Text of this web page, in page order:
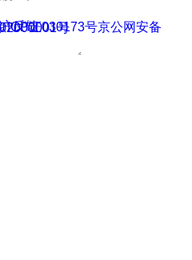
反馈
ICP证030173号
号